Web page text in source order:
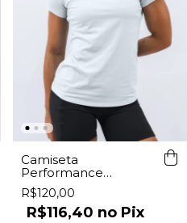
Camiseta
Performance
Feminina Branca
R$120,00
R$116,40 Pix